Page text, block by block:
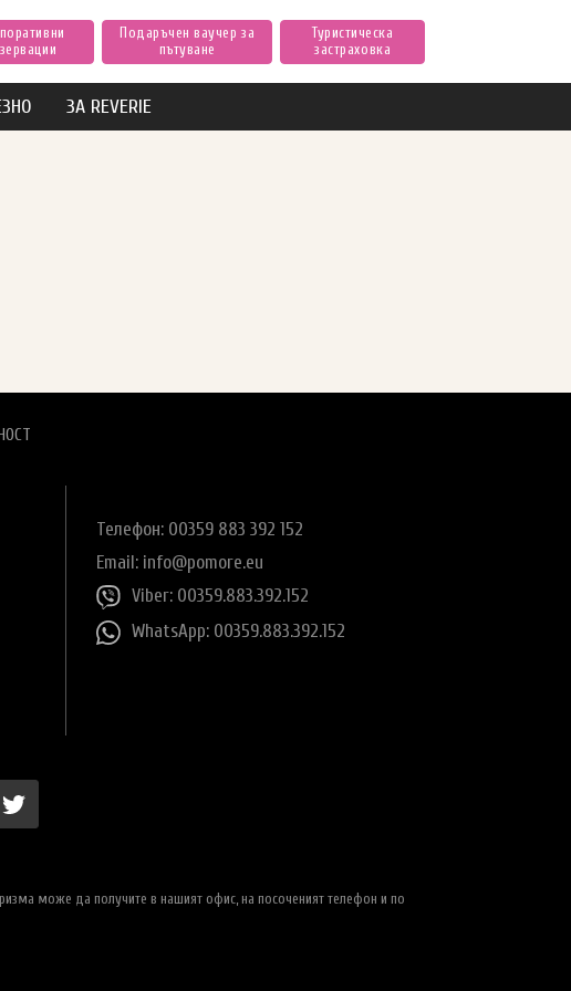
Подаръчен ваучер за
пътуване
Туристическа
застраховка
ЗА REVERIE
Телефон: 00359 883 392 152
Email: info@pomore.eu
Viber: 00359.883.392.152
WhatsApp: 00359.883.392.152
може да получите в нашият офис, на посоченият телефон и по